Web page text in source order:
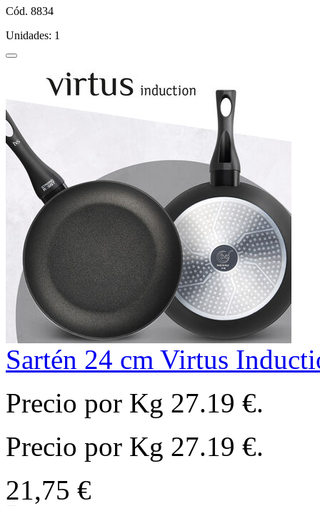
Cód. 8834
Unidades: 1
Sartén 24 cm Virtus
Precio por Kg 27.19 €.
Precio por Kg 27.19 €.
21,75 €